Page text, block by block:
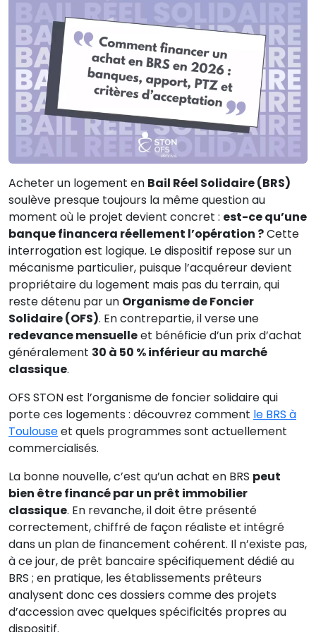
Acheter un logement en Bail Réel Solidaire (BRS)
soulève presque toujours la même question au
moment où le projet devient concret : est-ce qu’une
banque financera réellement l’opération ?Cette
interrogation est logique. Le dispositif repose sur un
mécanisme particulier, puisque l’acquéreur devient
propriétaire du logement mais pas du terrain, qui
reste détenu par un Organisme de Foncier
Solidaire (OFS). En contrepartie, il verse une
redevance mensuelleet bénéficie d’un prix d’achat
généralement 30 à 50 % inférieur au marché
classique.
OFS STON est l’organisme de foncier solidaire qui
porte ces logements : découvrez comment le BRS à
Toulouseet quels programmes sont actuellement
commercialisés.
La bonne nouvelle, c’est qu’un achat en BRS peut
bien être financé par un prêt immobilier
classique. En revanche, il doit être présenté
correctement, chiffré de façon réaliste et intégré
dans un plan de financement cohérent. Il n’existe pas,
à ce jour, de prêt bancaire spécifiquement dédié au
BRS ; en pratique, les établissements prêteurs
analysent donc ces dossiers comme des projets
d’accession avec quelques spécificités propres au